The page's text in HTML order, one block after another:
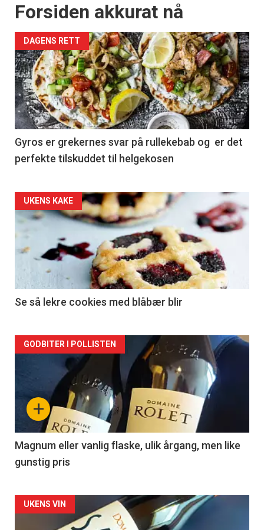
Forsiden akkurat nå
DAGENS RETT
Gyros er grekernes svar på rullekebab og er det
perfekte tilskuddet til helgekosen
Forsiden
akkurat
nå
2
UKENS KAKE
Se så lekre cookies med blåbær blir
Forsiden
akkurat
nå
3
+
GODBITER I POLLISTEN
Magnum eller vanlig flaske, ulik årgang, men like
gunstig pris
Forsiden
UKENS VIN